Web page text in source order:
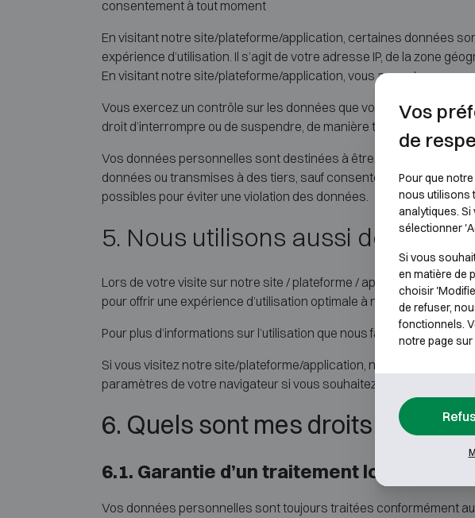
consentement à tout moment
En visitant notre site/plateforme/application, certaines données
expérience d’utilisation. Il s’agit de votre adresse IP, de la zone
En visitant notre site/plateforme/application, vous acceptez
Vous exercez un contrôle sur les données que vous nous
droit d’interrompre ou de suspendre, de manière temporaire ou
Vos données personnelles sont destinées à être utilisées
données ou transmises à des tiers, sauf consentement préalable
possibles pour éviter une violation des données.
5. Nous utilisons aussi des
Lors de votre visite sur notre site / plateforme / application, des
pour offrir une expérience d’utilisation optimale à nos visiteurs
Pour plus d’informations sur l’utilisation que nous faisons des
Si vous visitez notre site/plateforme/application, nous vous
paramètres de votre navigateur si vous souhaitez. Pour plus de
6. Quels sont mes droits ?
6.1. Garantie d’un traitement loyal et licite
Vos données personnelles sont toujours traitées conformément
Vos
de
Pour que
nous utilisons
analytiques.
sélectionner
Si vous
en matière de
choisir
de refuser,
fonctionnels.
notre page